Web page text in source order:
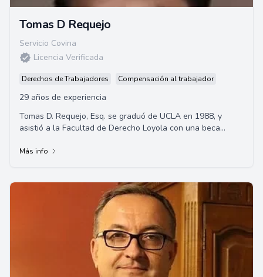
Tomas D Requejo
Servicio Covina
Licencia Verificada
Derechos de Trabajadores Compensación al trabajador
29 años de experiencia
Tomas D. Requejo, Esq. se graduó de UCLA en 1988, y
asistió a la Facultad de Derecho Loyola con una beca
Más info